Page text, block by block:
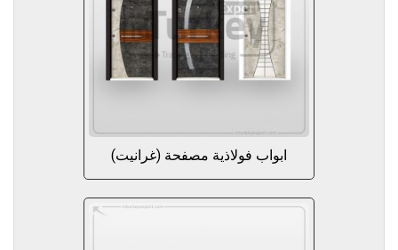
ابواب فولاذية مصفحة (غرانيت)